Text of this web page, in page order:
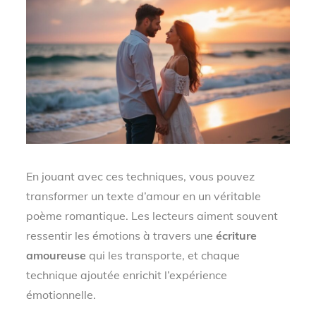
En jouant avec ces techniques, vous pouvez
transformer un texte d’amour en un véritable
poème romantique. Les lecteurs aiment souvent
ressentir les émotions à travers uneécriture
amoureuse qui les transporte, et chaque
technique ajoutée enrichit l’expérience
émotionnelle.